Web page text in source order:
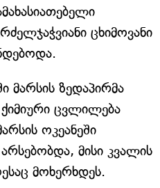
ცხიმოვანი
მარსის ზედაპირმა
ცვლილება
ოკეანეში
მისი კვალის
მოხერხდეს.